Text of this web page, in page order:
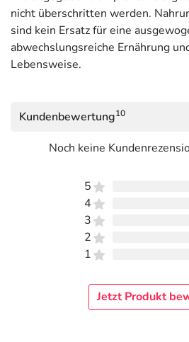
nicht überschritten werden.
sind kein Ersatz für eine
abwechslungsreiche Ernährung
Lebensweise.
Kundenbewertung10
Noch keine
5
4
3
2
1
Jetzt Produkt